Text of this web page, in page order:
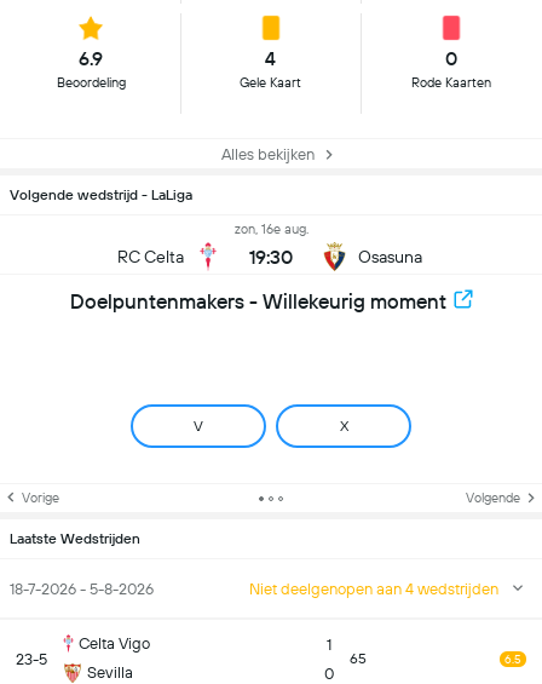
6.9
Beoordeling
4
Gele Kaart
0
Rode Kaarten
Alles bekijken
Volgende wedstrijd - LaLiga
RC Celta
zon, 16e aug.
19:30 Osasuna
Doelpuntenmakers - Willekeurig moment
V X
Vorige Volgende
Laatste Wedstrijden
18-7-2026 - 5-8-2026 Niet deelgenopen aan 4 wedstrijden
23-5
Celta Vigo
Sevilla
1
0
65 6.5